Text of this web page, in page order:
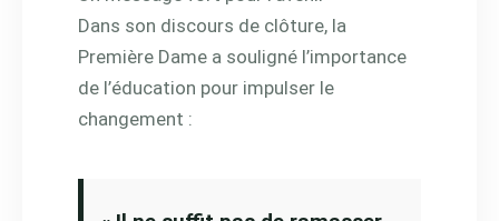
Dans son discours de clôture, la
Première Dame a souligné l’importance
de l’éducation pour impulser le
changement :